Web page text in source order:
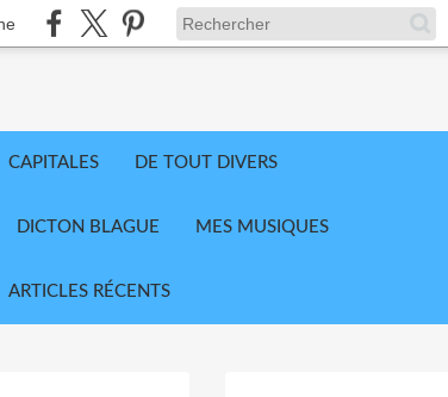
CAPITALES DE TOUT DIVERS
DICTON BLAGUE MES MUSIQUES
ARTICLES RÉCENTS